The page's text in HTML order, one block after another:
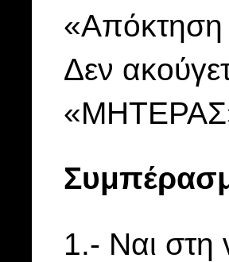
«Απόκτηση
Δεν
1.- Ναι στη